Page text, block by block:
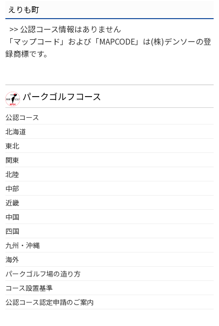
パークゴルフコース
公認コース
北海道
東北
関東
北陸
中部
近畿
中国
四国
九州・沖縄
海外
パークゴルフ場の造り方
コース設置基準
公認コース認定申請のご案内
えりも町
>> 公認コース情報はありません
「マップコード」および「MAPCODE」は(株)デンソーの登
録商標です。